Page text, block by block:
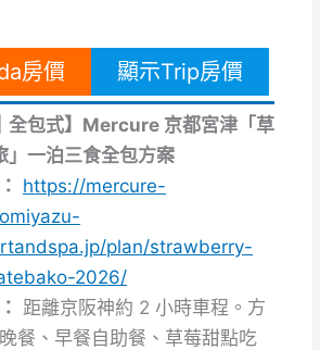
房價 顯示Trip房價
全包式】Mercure 京都宮津「草
」一泊三食全包方案
https://mercure-
plan/strawberry-
2026/
距離京阪神約 2 小時車程。方
餐、早餐自助餐、草莓甜點吃